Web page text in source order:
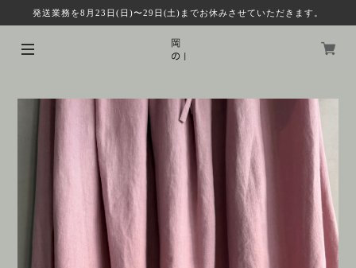
発送業務を8月23日(日)〜29日(土)までお休みさせていただきます。